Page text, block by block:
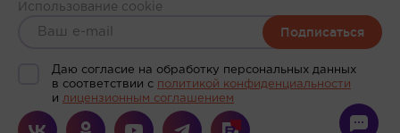
Использование cookie
Подписаться
Даю согласие на обработку персональных данных
в соответствии c политикой конфиденциальности
и лицензионным соглашением